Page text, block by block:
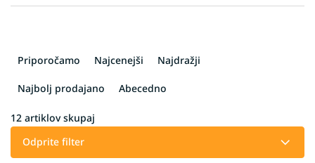
š
Priporočamo Najcenejši Najdražji
Najbolj prodajano Abecedno
12 artiklov skupaj
Odprite filter